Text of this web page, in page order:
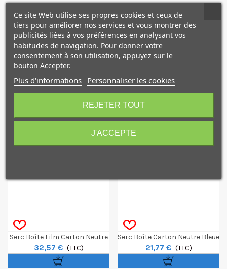
NOS PRODUITS
COMPLÉMENTAIRES
Serc Boîte Film Carton Neutre
Noire BN45N 4x5' (sans Acide)
32,57 € (TTC)
Serc Boîte Carton Neutre Bleue
BCP11 10x15 (sans Acide)
17x12cm
21,77 € (TTC)
Ce site Web utilise ses propres cookies et ceux de
tiers pour améliorer nos services et vous montrer des
publicités liées à vos préférences en analysant vos
habitudes de navigation. Pour donner votre
consentement à son utilisation, appuyez sur le
bouton Accepter.
Plus d'informations Personnaliser les cookies
REJETER TOUT
J'ACCEPTE
10€ OFFERTS sur votre
premier achat !
J'accepte de recevoir des SMS de la part de la marque.